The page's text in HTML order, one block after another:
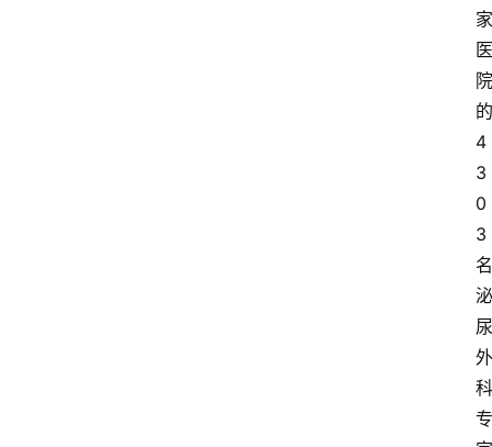
家
医
院
的
4
3
0
3
名
泌
尿
外
科
专